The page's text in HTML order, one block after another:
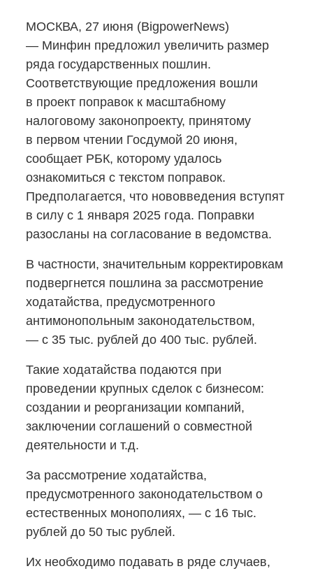
МОСКВА, 27 июня (BigpowerNews)
— Минфин предложил увеличить размер
ряда государственных пошлин.
Соответствующие предложения вошли
в проект поправок к масштабному
налоговому законопроекту, принятому
в первом чтении Госдумой 20 июня,
сообщает РБК, которому удалось
ознакомиться с текстом поправок.
Предполагается, что нововведения вступят
в силу с 1 января 2025 года. Поправки
разосланы на согласование в ведомства.
В частности, значительным корректировкам
подвергнется пошлина за рассмотрение
ходатайства, предусмотренного
антимонопольным законодательством,
— с 35 тыс. рублей до 400 тыс. рублей.
Такие ходатайства подаются при
проведении крупных сделок с бизнесом:
создании и реорганизации компаний,
заключении соглашений о совместной
деятельности и т.д.
За рассмотрение ходатайства,
предусмотренного законодательством о
естественных монополиях, — с 16 тыс.
рублей до 50 тыс рублей.
Их необходимо подавать в ряде случаев,